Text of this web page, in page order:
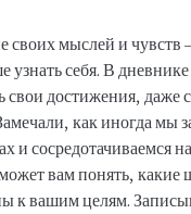
своих мыслей и чувств
узнать себя. В
свои достижения, даже
как иногда мы
и сосредотачиваемся
вам понять, какие
к вашим целям.